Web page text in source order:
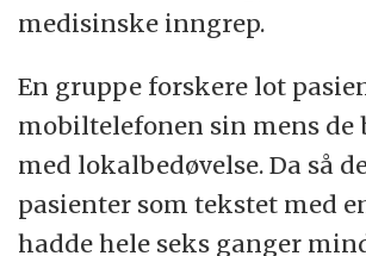
medisinske inngrep.
En gruppe forskere lot
mobiltelefonen sin mens de
med lokalbedøvelse. Da så
pasienter som tekstet med
hadde hele seks ganger